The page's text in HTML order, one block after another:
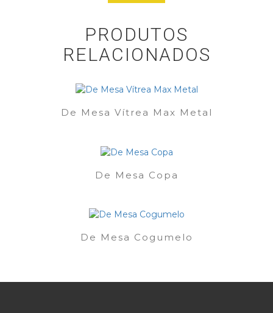
PRODUTOS
RELACIONADOS
De Mesa Vítrea Max Metal
De Mesa Copa
De Mesa Cogumelo